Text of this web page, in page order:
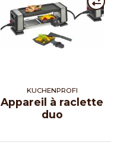
KUCHENPROFI
Appareil à raclette
duo